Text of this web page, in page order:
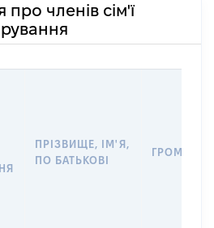
про членів сім'ї
ПРІЗВИЩЕ, ІМ'Я,
ПО БАТЬКОВІ